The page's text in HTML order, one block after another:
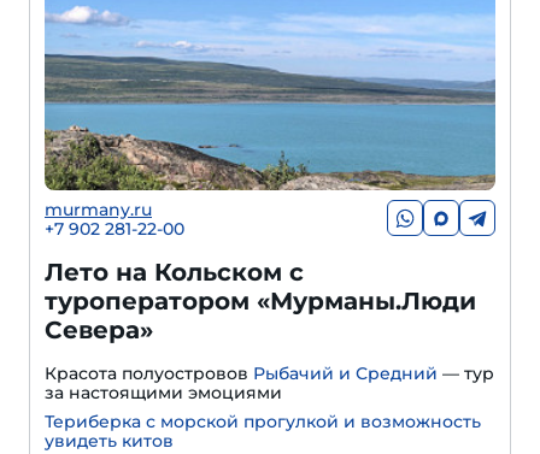
murmany.ru
+7 902 281-22-00
Лето на Кольском с
туроператором «Мурманы.Люди
Севера»
Красота полуостровов Рыбачий и Средний — тур
за настоящими эмоциями
Териберка с морской прогулкой и возможность
увидеть китов